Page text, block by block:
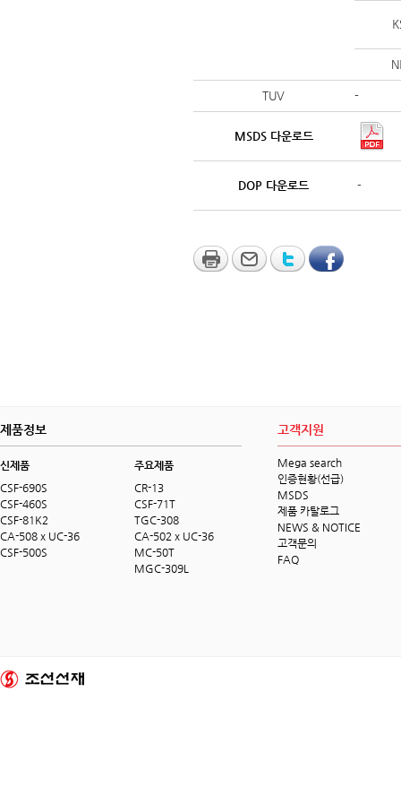
TUV -
MSDS 다운로드
DOP 다운로드 -
제품정보
신제품
CSF-690S
CSF-460S
CSF-81K2
CA-508 x UC-36
CSF-500S
주요제품
CR-13
CSF-71T
TGC-308
CA-502 x UC-36
MC-50T
MGC-309L
고객지원
Mega search
인증현황(선급)
MSDS
제품 카탈로그
NEWS & NOTICE
고객문의
FAQ